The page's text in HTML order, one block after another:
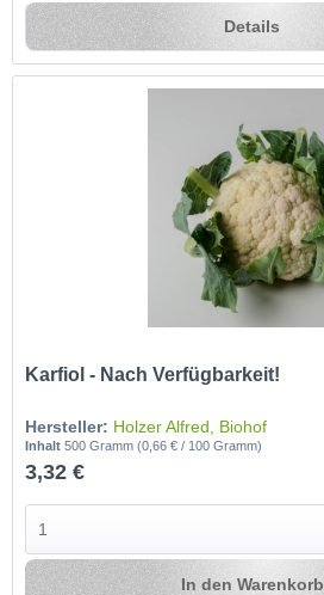
Details
Karfiol - Nach Verfügbarkeit!
Hersteller: Holzer Alfred, Biohof
Inhalt500 Gramm(0,66 € / 100 Gramm)
3,32 €
In den Warenkorb